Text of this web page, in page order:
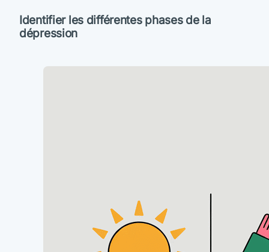
Identifier les différentes phases de la
dépression